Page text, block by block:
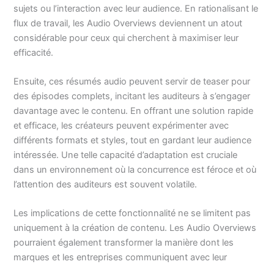
sujets ou l’interaction avec leur audience. En rationalisant le
flux de travail, les Audio Overviews deviennent un atout
considérable pour ceux qui cherchent à maximiser leur
efficacité.
Ensuite, ces résumés audio peuvent servir de teaser pour
des épisodes complets, incitant les auditeurs à s’engager
davantage avec le contenu. En offrant une solution rapide
et efficace, les créateurs peuvent expérimenter avec
différents formats et styles, tout en gardant leur audience
intéressée. Une telle capacité d’adaptation est cruciale
dans un environnement où la concurrence est féroce et où
l’attention des auditeurs est souvent volatile.
Les implications de cette fonctionnalité ne se limitent pas
uniquement à la création de contenu. Les Audio Overviews
pourraient également transformer la manière dont les
marques et les entreprises communiquent avec leur